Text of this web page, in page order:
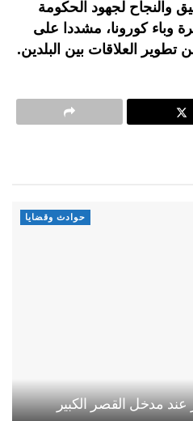
والنجاح لجهود الحكومة
وباء كورونا، مشددا على
العلاقات بين البلدين.
حوادث وقضايا
مدخل القصر الكبير